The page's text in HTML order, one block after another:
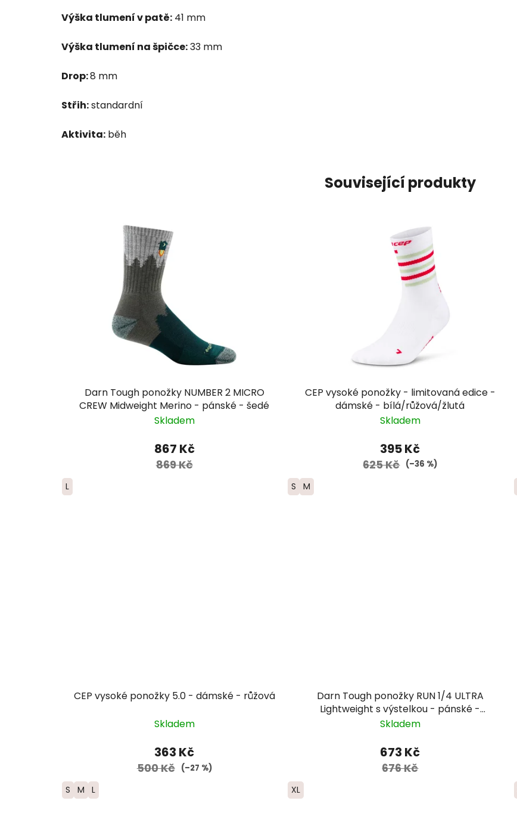
Výška tlumení v patě: 41 mm
Výška tlumení na špičce:33 mm
Drop:8 mm
Střih:standardní
Aktivita: běh
Související produkty
Darn Tough ponožky NUMBER 2 MICRO
CREW Midweight Merino - pánské - šedé
Skladem
867 Kč
869 Kč
L
CEP vysoké ponožky - limitovaná edice -
dámské - bílá/růžová/žlutá
Skladem
395 Kč
625 Kč (–36 %)
S M
CEP vysoké ponožky 5.0 - dámské - růžová
Skladem
363 Kč
500 Kč (–27 %)
S M L
Darn Tough ponožky RUN 1/4 ULTRA
Lightweight s výstelkou - pánské -
zelenomodré
Skladem
673 Kč
676 Kč
XL